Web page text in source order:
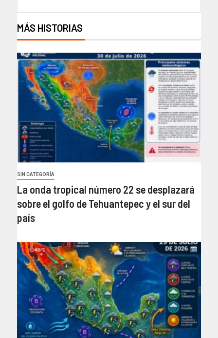
MÁS HISTORIAS
SIN CATEGORÍA
La onda tropical número 22 se desplazará
sobre el golfo de Tehuantepec y el sur del
país